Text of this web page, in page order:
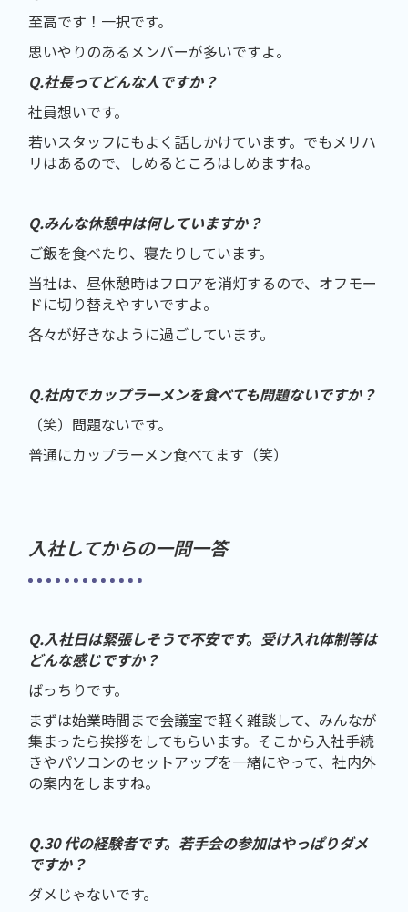
至高です！一択です。
思いやりのあるメンバーが多いですよ。
Q.社⻑ってどんな人ですか？
社員想いです。
若いスタッフにもよく話しかけています。でもメリハ
リはあるので、しめるところはしめますね。
Q.みんな休憩中は何していますか？
ご飯を食べたり、寝たりしています。
当社は、昼休憩時はフロアを消灯するので、オフモー
ドに切り替えやすいですよ。
各々が好きなように過ごしています。
Q.社内でカップラーメンを食べても問題ないですか？
（笑）問題ないです。
普通にカップラーメン食べてます（笑）
入社してからの一問一答
Q.入社日は緊張しそうで不安です。受け入れ体制等は
どんな感じですか？
ばっちりです。
まずは始業時間まで会議室で軽く雑談して、みんなが
集まったら挨拶をしてもらいます。そこから入社手続
きやパソコンのセットアップを一緒にやって、社内外
の案内をしますね。
Q.30 代の経験者です。若手会の参加はやっぱりダメ
ですか？
ダメじゃないです。